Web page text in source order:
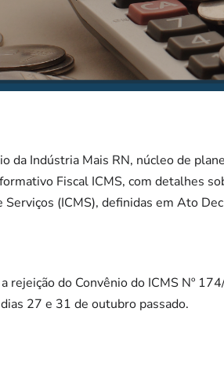
da Indústria Mais RN, núcleo de
Fiscal ICMS, com detalhes
Serviços (ICMS), definidas em Ato
rejeição do Convênio do ICMS Nº
27 e 31 de outubro passado.